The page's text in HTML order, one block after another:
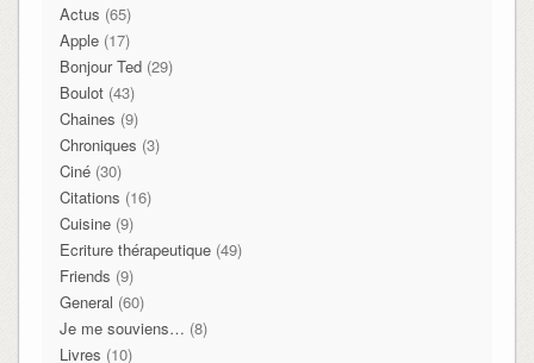
Actus (65)
Apple(17)
Bonjour Ted(29)
Boulot(43)
Chaines (9)
Chroniques (3)
Ciné(30)
Citations (16)
Cuisine(9)
Ecriture thérapeutique(49)
Friends (9)
General (60)
Je me souviens… (8)
Livres (10)